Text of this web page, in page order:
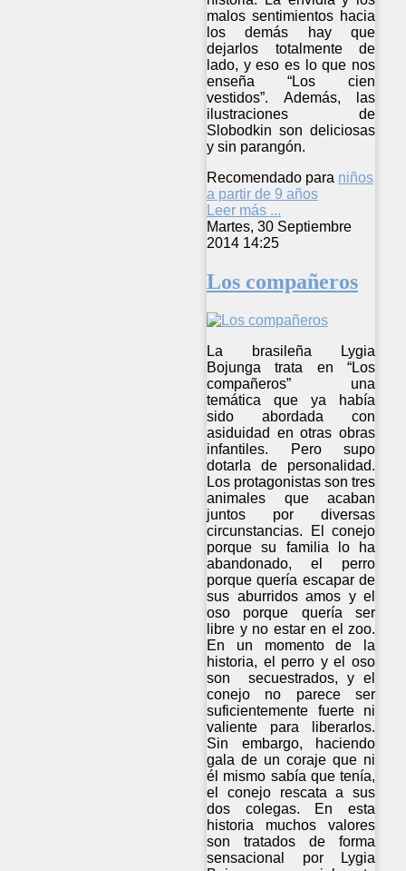
malos sentimientos hacia
los demás hay que
dejarlos totalmente de
lado, y eso es lo que nos
enseña “Los cien
vestidos”. Además, las
ilustraciones de
Slobodkin son deliciosas
y sin parangón.
Recomendado para niños
a partir de 9 años
Leer más ...
Martes, 30 Septiembre
2014 14:25
Los compañeros
La brasileña Lygia
Bojunga trata en “Los
compañeros” una
temática que ya había
sido abordada con
asiduidad en otras obras
infantiles. Pero supo
dotarla de personalidad.
Los protagonistas son tres
animales que acaban
juntos por diversas
circunstancias. El conejo
porque su familia lo ha
abandonado, el perro
porque quería escapar de
sus aburridos amos y el
oso porque quería ser
libre y no estar en el zoo.
En un momento de la
historia, el perro y el oso
son secuestrados, y el
conejo no parece ser
suficientemente fuerte ni
valiente para liberarlos.
Sin embargo, haciendo
gala de un coraje que ni
él mismo sabía que tenía,
el conejo rescata a sus
dos colegas. En esta
historia muchos valores
son tratados de forma
sensacional por Lygia